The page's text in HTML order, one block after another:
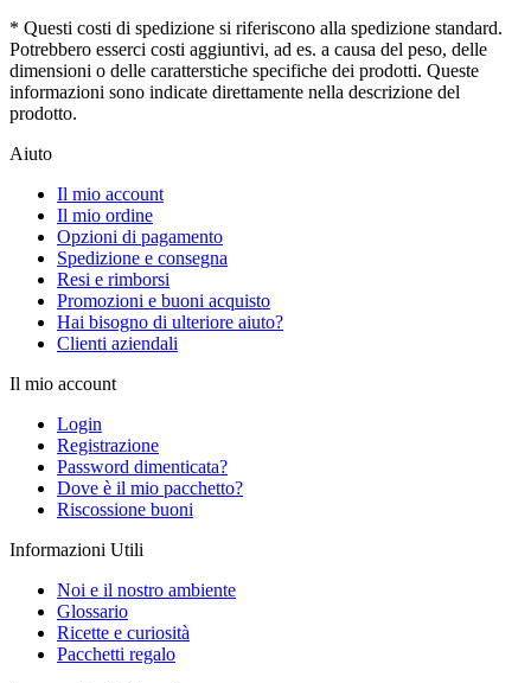
* Questi costi di spedizione si riferiscono alla spedizione standard.
Potrebbero esserci costi aggiuntivi, ad es. a causa del peso, delle
dimensioni o delle caratterstiche specifiche dei prodotti. Queste
informazioni sono indicate direttamente nella descrizione del
prodotto.
Aiuto
Il mio account
Il mio ordine
Opzioni di pagamento
Spedizione e consegna
Resi e rimborsi
Promozioni e buoni acquisto
Hai bisogno di ulteriore aiuto?
Clienti aziendali
Il mio account
Login
Registrazione
Password dimenticata?
Dove è il mio pacchetto?
Riscossione buoni
Informazioni Utili
Noi e il nostro ambiente
Glossario
Ricette e curiosità
Pacchetti regalo